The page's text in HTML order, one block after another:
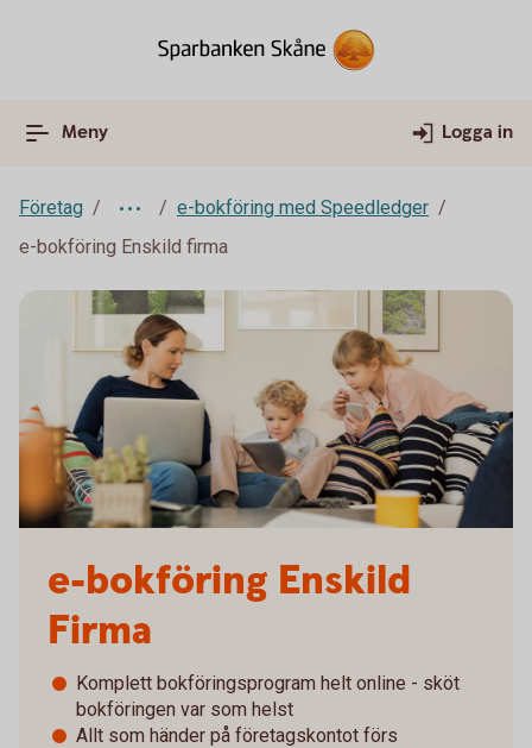
Meny Logga in
Företag
e-bokföring med Speedledger
e-bokföring Enskild firma
e-bokföring Enskild
Firma
Komplett bokföringsprogram helt online - sköt
bokföringen var som helst
Allt som händer på företagskontot förs